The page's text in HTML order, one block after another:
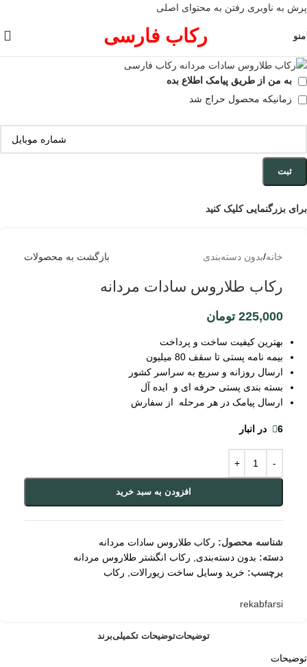
پرش به ناوبری رفتن به محتوای اصلی
منو رکاب فارسی
به من از طریق پیامک اطلاع بده
زمانیکه محصول حراج شد
ثبت
برای بزرگنمایی کلیک کنید
خانه/بدون دسته‌بندی بازگشت به محصولات
رکاب طلاروس سادات مردانه
225,000 تومان
بهترین کیفیت ساخت و پرداخت
بیمه نامه پستی تا سقف 80 میلیون
ارسال روزانه و سریع به سراسر کشور
بسته بندی پستی حرفه ای و ایده آل
ارسال پیامک در هر مرحله از سفارش
6 در انبار
افزودن به سبد خرید
شناسه محصول: رکاب طلاروس سادات مردانه
دسته: بدون دسته‌بندی, رکاب انگشتر طلاروس مردانه
برچسب: خرید وسایل ساخت زیورالات, رکاب
rekabfarsi
توضیحاتتوضیحات تکمیلیبرند
توضیحات